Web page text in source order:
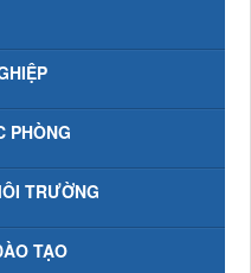
PHÒNG
TRƯỜNG
TẠO